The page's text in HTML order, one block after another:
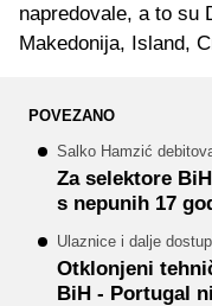
napredovale, a to su
Makedonija, Island,
POVEZANO
Salko Hamzić
Za selektore
s nepunih 17
Ulaznice i dalje
Otklonjeni
BiH - Portugal